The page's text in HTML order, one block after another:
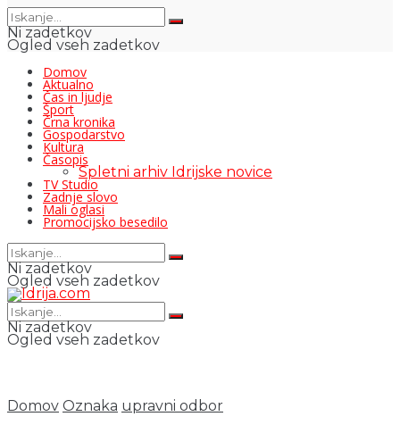
Ni zadetkov
Ogled vseh zadetkov
Domov
Aktualno
Čas in ljudje
Šport
Črna kronika
Gospodarstvo
Kultura
Časopis
Spletni arhiv Idrijske novice
TV Studio
Zadnje slovo
Mali oglasi
Promocijsko besedilo
Ni zadetkov
Ogled vseh zadetkov
Ni zadetkov
Ogled vseh zadetkov
Domov Oznaka upravni odbor